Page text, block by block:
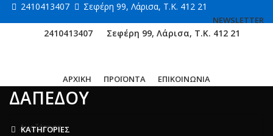
2410413407 Σεφέρη 99, Λάρισα, Τ.Κ. 412 21
NEWSLETTER
2410413407 Σεφέρη 99, Λάρισα, Τ.Κ. 412 21
ΑΡΧΙΚΗ ΠΡΟΪΟΝΤΑ ΕΠΙΚΟΙΝΩΝΙΑ
ΔΑΠΕΔΟΥ
ΚΑΤΗΓΟΡΙΕΣ